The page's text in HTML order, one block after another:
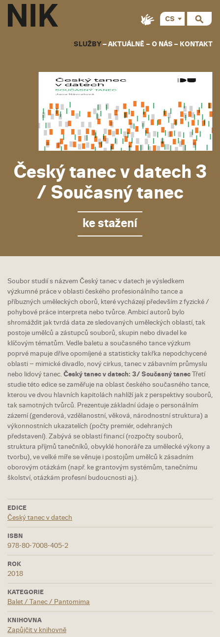
SLUŽBY AKTUÁLNĚ O NÁS KONTAKT
CS
Český tanec v datech 3
/ Současný tanec
ke stažení
Soubor studií s názvem Český tanec v datech je výsledkem
výzkumné práce v oblasti českého profesionálního tance a
příbuzných uměleckých oborů, které vycházejí především z fyzické /
pohybové práce interpreta nebo tvůrce. Ambicí autorů bylo
shromáždit jak tvrdá data ze sledovaných uměleckých oblastí, tak
postoje umělců a zástupců souborů, skupin nebo divadel ke
klíčovým tématům. Vedle baletu a současného tance výzkum
poprvé mapuje dříve opomíjené a statisticky takřka nepodchycené
oblasti – mimické divadlo, nový cirkus, tanec v zábavním průmyslu
nebo lidový tanec.Český tanec v datech: 3/ Současný tanecTřetí
studie této edice se zaměřuje na oblast českého současného tance,
kterou ve dvou hlavních kapitolách nahlíží jak z perspektivy souborů,
tak samotných tvůrců. Prezentuje základní údaje o personálním
zázemí (genderová, vzdělanostní, věková, národnostní struktura) a
výkonnostních ukazatelích (počty premiér, odehraných
představení). Zabývá se oblastí financí (rozpočty souborů,
struktura příjmů tanečníků, obvyklé honoráře za umělecké výkony a
tvorbu), ve velké míře se věnuje i postojům umělců k zásadním
oborovým otázkám (např. ke grantovým systémům, tanečnímu
školství, otázkám profesní budoucnosti aj.).
EDICE
Český tanec v datech
ISBN
978-80-7008-405-2
ROK
2018
KATEGORIE
Balet / Tanec / Pantomima
KNIHOVNA
Zapůjčit v knihovně